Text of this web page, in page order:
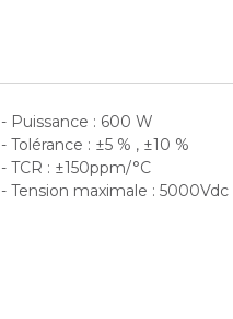
- Puissance : 600 W
- Tolérance : ±5 % , ±10 %
- TCR : ±150ppm/°C
- Tension maximale : 5000Vdc